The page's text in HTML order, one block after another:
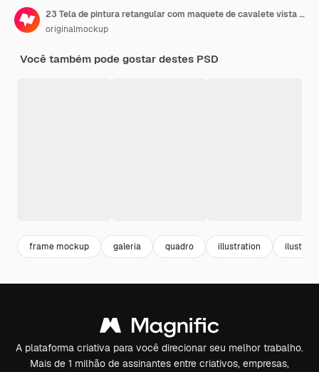
23 Tela de pintura retangular com maquete de cavalete vista de ângulo baixo
originalmockup
Você também pode gostar destes PSD
frame mockup galeria quadro illustration
A plataforma criativa para você direcionar seu melhor trabalho.
Mais de 1 milhão de assinantes entre criativos, empresas,